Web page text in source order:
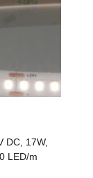
DC, 17W,
LED/m